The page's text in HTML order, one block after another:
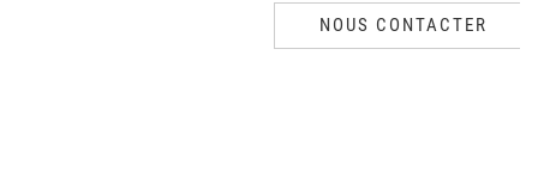
NOUS CONTACTER